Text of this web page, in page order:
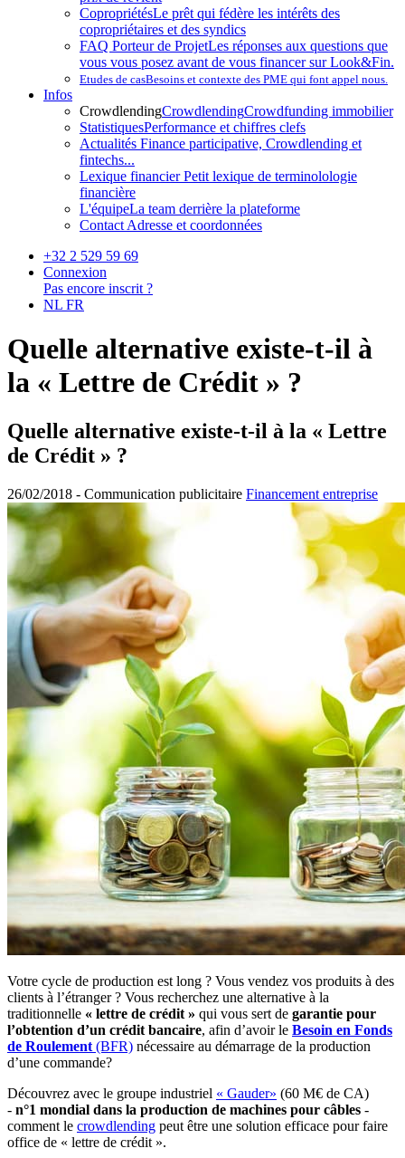
CopropriétésLe prêt qui fédère les intérêts des
copropriétaires et des syndics
FAQ Porteur de ProjetLes réponses aux questions que
vous vous posez avant de vous financer sur Look&Fin.
Etudes de casBesoins et contexte des PME qui font appel nous.
Infos
CrowdlendingCrowdlendingCrowdfunding immobilier
StatistiquesPerformance et chiffres clefs
Actualités Finance participative, Crowdlending et
fintechs...
Lexique financierPetit lexique de terminolologie
financière
L'équipeLa team derrière la plateforme
Contact Adresse et coordonnées
+32 2 529 59 69
Connexion
Pas encore inscrit ?
NL FR
Quelle alternative existe-t-il à
la « Lettre de Crédit » ?
Quelle alternative existe-t-il à la « Lettre
de Crédit » ?
26/02/2018 - Communication publicitaire Financement entreprise
Votre cycle de production est long ? Vous vendez vos produits à des
clients à l’étranger ? Vous recherchez une alternative à la
traditionnelle « lettre de crédit » qui vous sert de garantie pour
l’obtention d’un crédit bancaire, afin d’avoir le Besoin en Fonds
de Roulement (BFR) nécessaire au démarrage de la production
d’une commande?
Découvrez avec le groupe industriel « Gauder» (60 M€ de CA)
- n°1 mondial dans la production de machines pour câbles -
comment le crowdlending peut être une solution efficace pour faire
office de « lettre de crédit ».